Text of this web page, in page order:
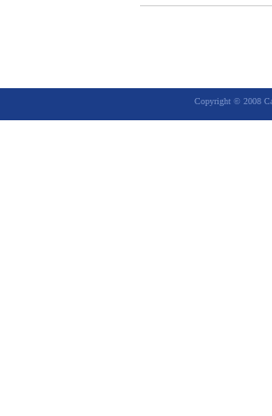
Copyright © 2008